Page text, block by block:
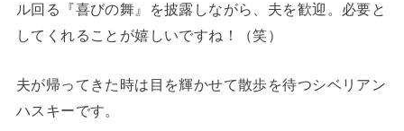
ル回る『喜びの舞』を披露しながら、夫を歓迎。必要と
してくれることが嬉しいですね！（笑）
夫が帰ってきた時は目を輝かせて散歩を待つシベリアン
ハスキーです。